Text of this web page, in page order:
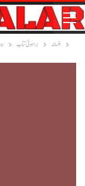
براہوئی کتاب افسانہ